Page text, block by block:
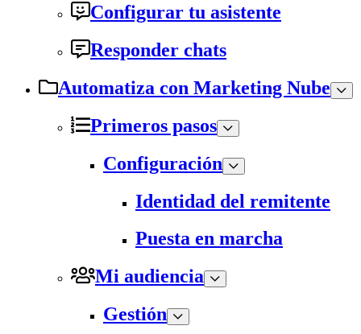
Configurar tu asistente
Responder chats
Automatiza con Marketing Nube
Primeros pasos
Configuración
Identidad del remitente
Puesta en marcha
Mi audiencia
Gestión